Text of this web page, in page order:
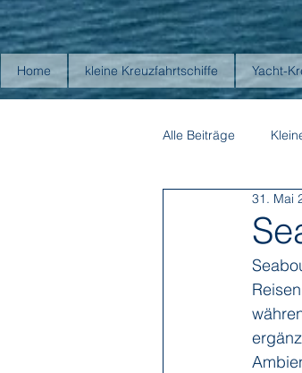
Home kleine Kreuzfahrtschiffe Yacht-
Alle Beiträge
Antarctica21
Poseidon
31. Mai